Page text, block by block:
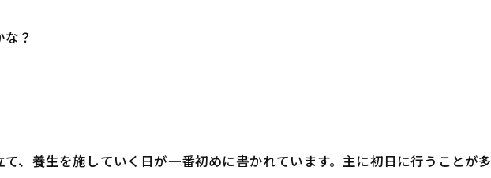
？
、養生を施していく日が一番初めに書かれています。主に初日に行うことが